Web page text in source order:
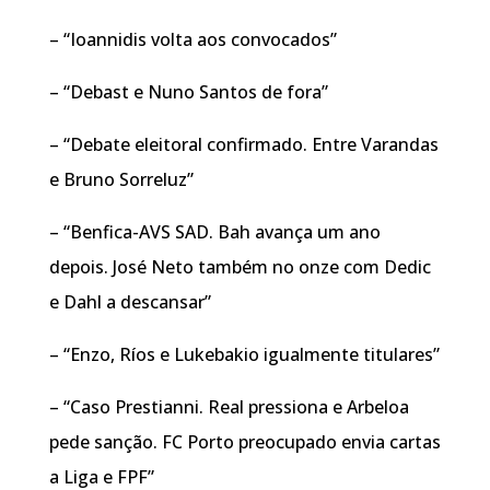
– “Ioannidis volta aos convocados”
– “Debast e Nuno Santos de fora”
– “Debate eleitoral confirmado. Entre Varandas
e Bruno Sorreluz”
– “Benfica-AVS SAD. Bah avança um ano
depois. José Neto também no onze com Dedic
e Dahl a descansar”
– “Enzo, Ríos e Lukebakio igualmente titulares”
– “Caso Prestianni. Real pressiona e Arbeloa
pede sanção. FC Porto preocupado envia cartas
a Liga e FPF”